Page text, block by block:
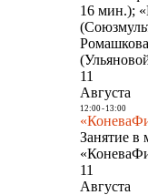
16 мин.);
11
Августа
12:00- 13:00
Занятие в
11
Августа